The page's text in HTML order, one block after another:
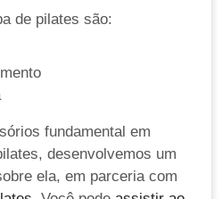
de pilates são:
fundamental em
desenvolvemos um
ela, em parceria com